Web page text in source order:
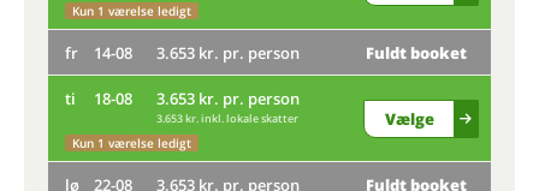
Kun 1 værelse ledigt
fr 14-08 3.653 kr. pr. person Fuldt booket
ti 18-08 3.653 kr. pr. person
3.653 kr. inkl. lokale skatter
Kun 1 værelse ledigt
Vælge
lø 22-08 3.653 kr. pr. person Fuldt booket